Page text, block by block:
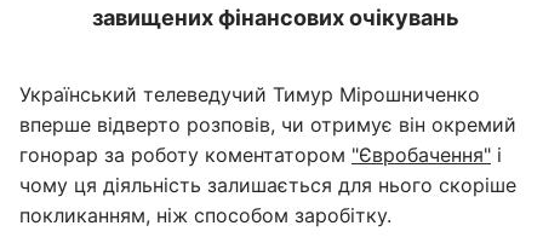
завищених фінансових очікувань
Український телеведучий Тимур Мірошниченко
вперше відверто розповів, чи отримує він окремий
гонорар за роботу коментатором "Євробачення" і
чому ця діяльність залишається для нього скоріше
покликанням, ніж способом заробітку.